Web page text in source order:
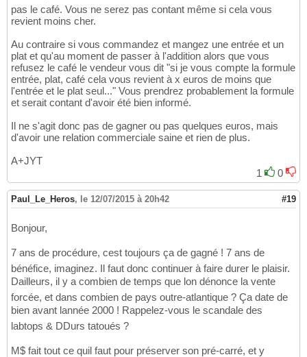
pas le café. Vous ne serez pas contant même si cela vous
revient moins cher.
Au contraire si vous commandez et mangez une entrée et un
plat et qu'au moment de passer à l'addition alors que vous
refusez le café le vendeur vous dit "si je vous compte la formule
entrée, plat, café cela vous revient à x euros de moins que
l'entrée et le plat seul..." Vous prendrez probablement la formule
et serait contant d'avoir été bien informé.
Il ne s'agit donc pas de gagner ou pas quelques euros, mais
d'avoir une relation commerciale saine et rien de plus.
A+JYT
1
0
Paul_Le_Heros, le 12/07/2015 à 20h42 #19
Bonjour,
7 ans de procédure, cest toujours ça de gagné ! 7 ans de
bénéfice, imaginez. Il faut donc continuer à faire durer le plaisir.
Dailleurs, il y a combien de temps que lon dénonce la vente
forcée, et dans combien de pays outre-atlantique ? Ça date de
bien avant lannée 2000 ! Rappelez-vous le scandale des
labtops & DDurs tatoués ?
M$ fait tout ce quil faut pour préserver son pré-carré, et y